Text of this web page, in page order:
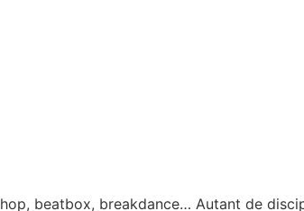
beatbox, breakdance… Autant de